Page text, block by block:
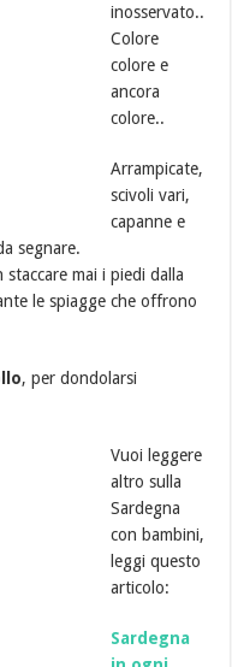
inosservato..
Colore
colore e
ancora
colore..
Arrampicate,
scivoli vari,
capanne e
segnare.
mai i piedi dalla
le spiagge che offrono
, per dondolarsi
Vuoi leggere
altro sulla
Sardegna
con bambini,
leggi questo
articolo:
Sardegna